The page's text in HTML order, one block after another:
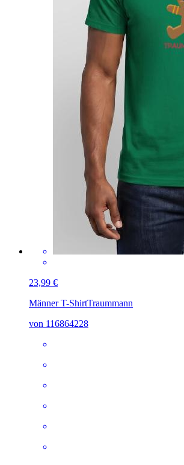
23,99 €
Männer T-ShirtTraummann
von 116864228